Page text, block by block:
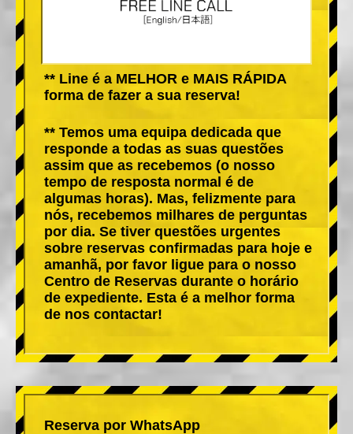
** Line é a MELHOR e MAIS RÁPIDA
forma de fazer a sua reserva!
** Temos uma equipa dedicada que
responde a todas as suas questões
assim que as recebemos (o nosso
tempo de resposta normal é de
algumas horas). Mas, felizmente para
nós, recebemos milhares de perguntas
por dia. Se tiver questões urgentes
sobre reservas confirmadas para hoje e
amanhã, por favor ligue para o nosso
Centro de Reservas durante o horário
de expediente. Esta é a melhor forma
de nos contactar!
Reserva por WhatsApp